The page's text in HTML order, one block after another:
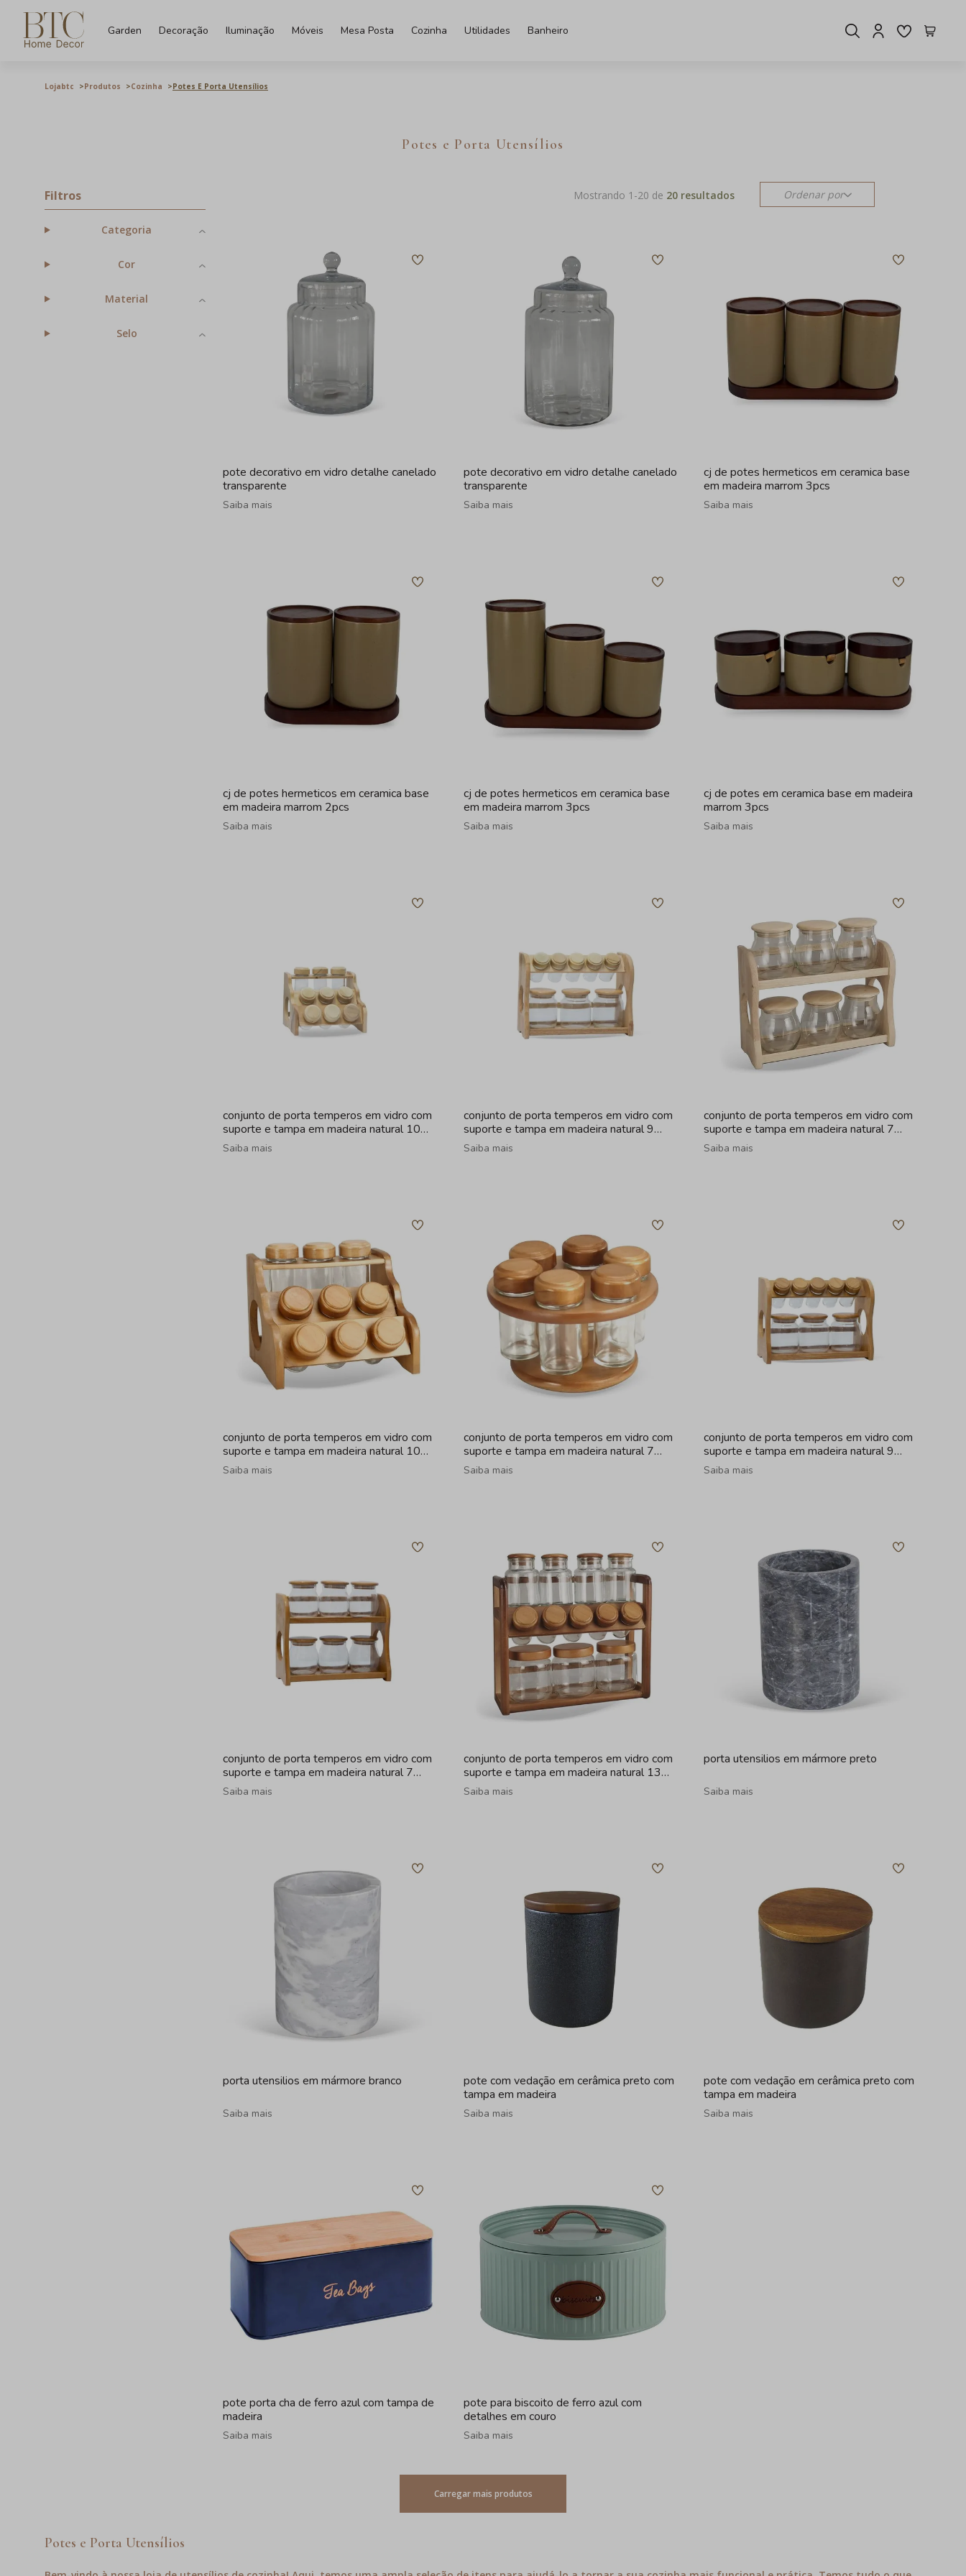
Garden Decoração Iluminação Móveis Mesa Posta Cozinha Utilidades Banheiro
Lojabtc Produtos Cozinha Potes E Porta Utensílios
Potes e Porta Utensílios
Mostrando 1-20 de 20 resultados
Filtros
Categoria
Cor
Material
Selo
Ordenar por
pote decorativo em vidro detalhe canelado
transparente
Saiba mais
pote decorativo em vidro detalhe canelado
transparente
Saiba mais
cj de potes hermeticos em ceramica base
em madeira marrom 3pcs
Saiba mais
cj de potes hermeticos em ceramica base
em madeira marrom 2pcs
Saiba mais
cj de potes hermeticos em ceramica base
em madeira marrom 3pcs
Saiba mais
cj de potes em ceramica base em madeira
marrom 3pcs
Saiba mais
conjunto de porta temperos em vidro com
suporte e tampa em madeira natural 10
peças
Saiba mais
conjunto de porta temperos em vidro com
suporte e tampa em madeira natural 9
peças
Saiba mais
conjunto de porta temperos em vidro com
suporte e tampa em madeira natural 7
peças
Saiba mais
conjunto de porta temperos em vidro com
suporte e tampa em madeira natural 10
peças
Saiba mais
conjunto de porta temperos em vidro com
suporte e tampa em madeira natural 7
peças
Saiba mais
conjunto de porta temperos em vidro com
suporte e tampa em madeira natural 9
peças
Saiba mais
conjunto de porta temperos em vidro com
suporte e tampa em madeira natural 7
peças
Saiba mais
conjunto de porta temperos em vidro com
suporte e tampa em madeira natural 13
peças
Saiba mais
porta utensilios em mármore preto
Saiba mais
porta utensilios em mármore branco
Saiba mais
pote com vedação em cerâmica preto com
tampa em madeira
Saiba mais
pote com vedação em cerâmica preto com
tampa em madeira
Saiba mais
pote porta cha de ferro azul com tampa de
madeira
Saiba mais
pote para biscoito de ferro azul com
detalhes em couro
Saiba mais
Carregar mais produtos
Potes e Porta Utensílios